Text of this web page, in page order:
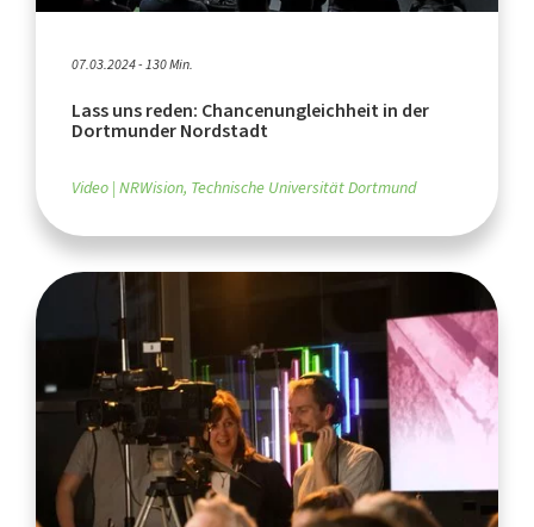
07.03.2024 - 130 Min.
Lass uns reden: Chancenungleichheit in der
Dortmunder Nordstadt
Video NRWision, Technische Universität Dortmund